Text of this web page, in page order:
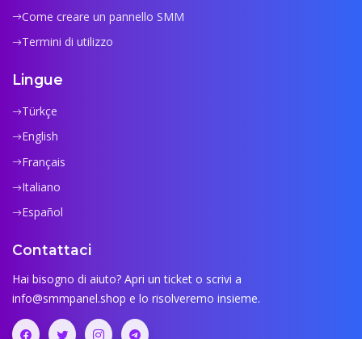
Come creare un pannello SMM
Termini di utilizzo
Lingue
Türkçe
English
Français
Italiano
Español
Contattaci
Hai bisogno di aiuto? Apri un ticket o scrivi a
info@smmpanel.shop e lo risolveremo insieme.